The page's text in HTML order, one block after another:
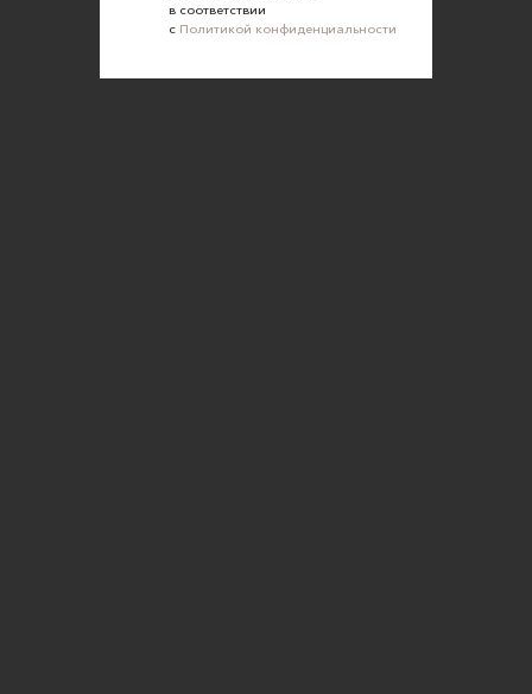
в соответствии
с Политикой конфиденциальности